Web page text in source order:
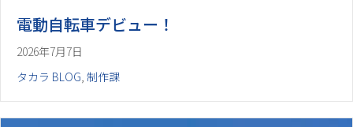
電動自転車デビュー！
2026年7月7日
タカラ BLOG, 制作課